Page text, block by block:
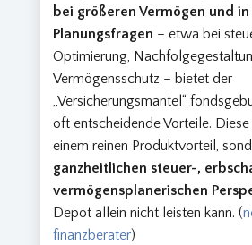
bei größeren Vermögen und
Planungsfragen – etwa bei
Optimierung,
Vermögensschutz – bietet der
„Versicherungsmantel“
oft entscheidende Vorteile.
einem reinen Produktvorteil,
ganzheitlichen steuer-,
vermögensplanerischen
Depot allein nicht leisten kann. (
finanzberater)